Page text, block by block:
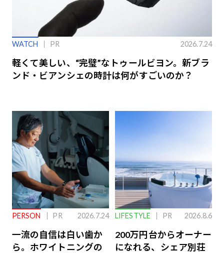
WATCH PR 2026.7.24
軽くて美しい、“完璧”なトゥールビヨン。新ブラ
ンド・ビアンシェの時計は何がすごいのか？
PERSON PR 2026.7.24
一流の自信は白い歯か
ら。ホワイトニングの
LIFESTYLE PR 2026.8.6
200万円台からオーナー
になれる、シェア別荘